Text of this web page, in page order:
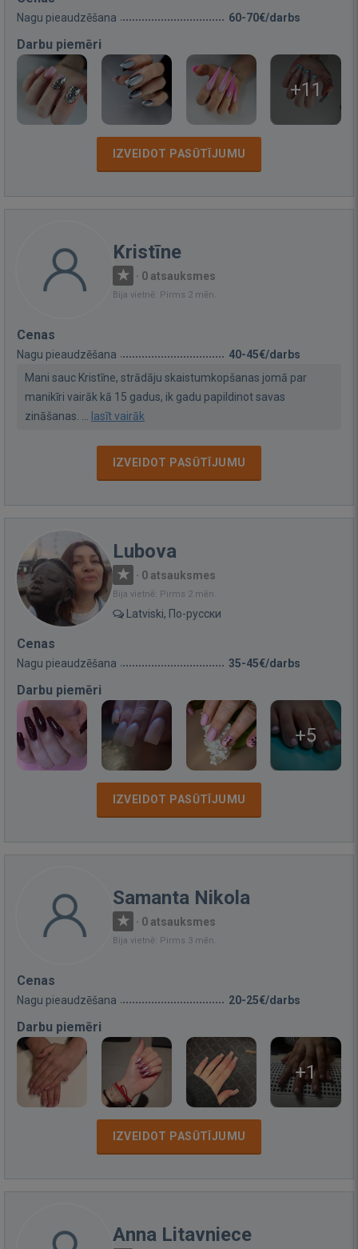
Nagu pieaudzēšana 60-70€/darbs
Darbu piemēri
+11
IZVEIDOT PASŪTĪJUMU
Kristīne
· 0 atsauksmes
Bija vietnē: Pirms 2 mēn.
Cenas
Nagu pieaudzēšana
40-45€/darbs
Mani sauc Kristīne, strādāju skaistumkopšanas jomā par
manikīri vairāk kā 15 gadus, ik gadu papildinot savas
zināšanas. ... lasīt vairāk
IZVEIDOT PASŪTĪJUMU
Lubova
· 0 atsauksmes
Bija vietnē: Pirms 2 mēn.
Latviski, По-русски
Cenas
Nagu pieaudzēšana 35-45€/darbs
Darbu piemēri
+5
IZVEIDOT PASŪTĪJUMU
Samanta Nikola
· 0 atsauksmes
Bija vietnē: Pirms 3 mēn.
Cenas
Nagu pieaudzēšana 20-25€/darbs
Darbu piemēri
+1
IZVEIDOT PASŪTĪJUMU
Anna Litavniece